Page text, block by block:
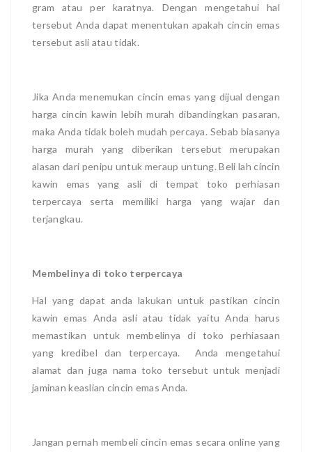
gram atau per karatnya. Dengan mengetahui hal
tersebut Anda dapat menentukan apakah cincin emas
tersebut asli atau tidak.
Jika Anda menemukan cincin emas yang dijual dengan
harga cincin kawin lebih murah dibandingkan pasaran,
maka Anda tidak boleh mudah percaya. Sebab biasanya
harga murah yang diberikan tersebut merupakan
alasan dari penipu untuk meraup untung. Beli lah cincin
kawin emas yang asli di tempat toko perhiasan
terpercaya serta memiliki harga yang wajar dan
terjangkau.
Membelinya di toko terpercaya
Hal yang dapat anda lakukan untuk pastikan cincin
kawin emas Anda asli atau tidak yaitu Anda harus
memastikan untuk membelinya di toko perhiasaan
yang kredibel dan terpercaya. Anda mengetahui
alamat dan juga nama toko tersebut untuk menjadi
jaminan keaslian cincin emas Anda.
Jangan pernah membeli cincin emas secara online yang